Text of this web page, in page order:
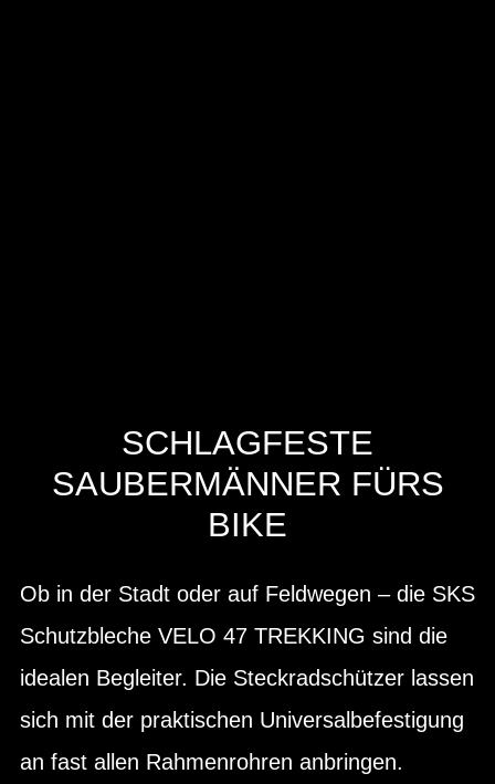
SCHLAGFESTE
SAUBERMÄNNER FÜRS
BIKE
Ob in der Stadt oder auf Feldwegen – die SKS
Schutzbleche VELO 47 TREKKING sind die
idealen Begleiter. Die Steckradschützer lassen
sich mit der praktischen Universalbefestigung
an fast allen Rahmenrohren anbringen.